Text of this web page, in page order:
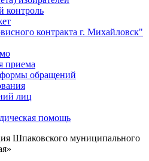
контроль
контракта г. Михайловск"
приема
обращений
лиц
помощь
Шпаковского муниципального